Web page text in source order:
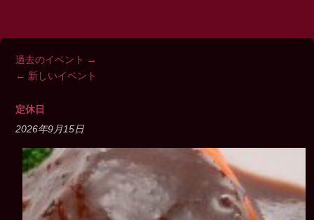
過去のイベント
→
← 新しいイベント
定休日
2026年9月15日